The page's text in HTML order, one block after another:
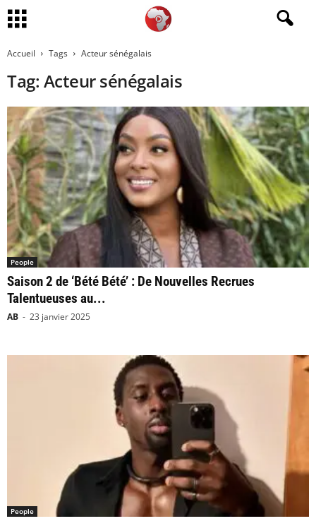
Accueil Tags Acteur sénégalais
Tag: Acteur sénégalais
People
Saison 2 de ‘Bété Bété’ : De Nouvelles Recrues
Talentueuses au...
AB - 23 janvier 2025
People